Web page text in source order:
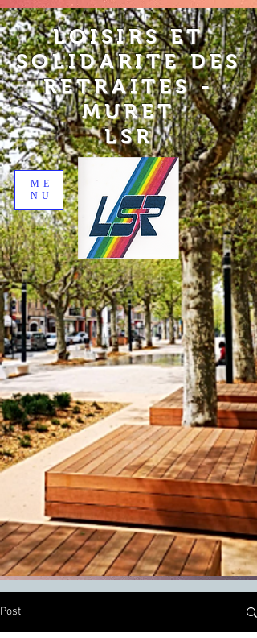
LOISIRS ET
SOLIDARITE DES
RETRAITES -
MURET
LSR
ME
NU
Post